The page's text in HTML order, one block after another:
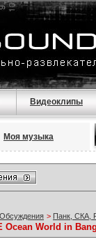
Видеоклипы
Моя музыка
Обсуждения > Панк, СКА,
Ocean World in